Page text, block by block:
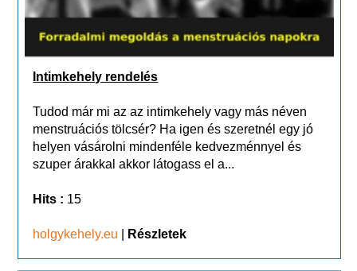
Intimkehely rendelés
Tudod már mi az az intimkehely vagy más néven
menstruációs tölcsér? Ha igen és szeretnél egy jó
helyen vásárolni mindenféle kedvezménnyel és
szuper árakkal akkor látogass el a...
Hits : 15
holgykehely.eu Részletek